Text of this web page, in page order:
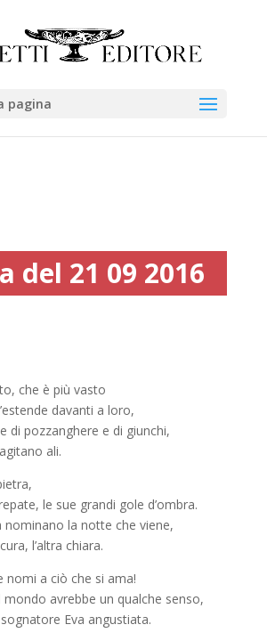
pagina
del 21 09 2016
che è più vasto
davanti a loro,
di pozzanghere e di giunchi,
ali.
le sue grandi gole d’ombra.
nominano la notte che viene,
l’altra chiara.
nomi a ciò che si ama!
mondo avrebbe un qualche senso,
Eva angustiata.